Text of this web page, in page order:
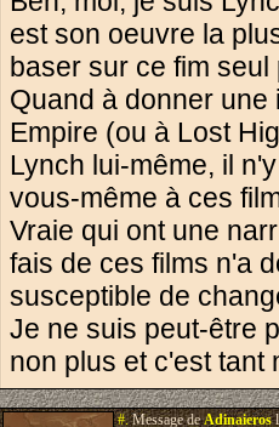
est son oeuvre la
baser sur ce fim
Quand à donner
Empire (ou à Lost
Lynch lui-même, il
vous-même à ces
Vraie qui ont une
fais de ces films n'a
susceptible de
Je ne suis peut-être
non plus et c'est
#.Message deAdinaieros